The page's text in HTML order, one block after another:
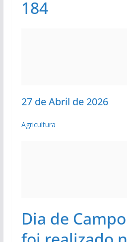
184
27 de Abril de 2026
Agricultura
Dia de